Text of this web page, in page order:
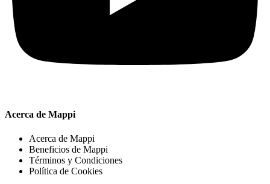
Acerca de Mappi
Acerca de Mappi
Beneficios de Mappi
Términos y Condiciones
Política de Cookies